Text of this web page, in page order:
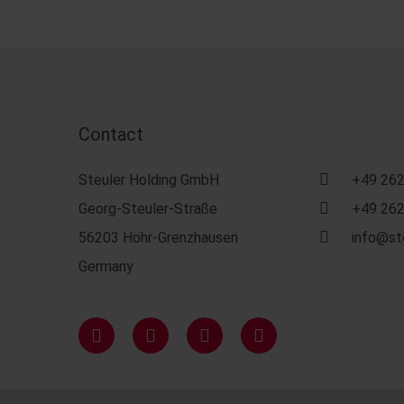
Contact
Steuler Holding GmbH
Georg-Steuler-Straße
56203 Höhr-Grenzhausen
Germany
+49
+49